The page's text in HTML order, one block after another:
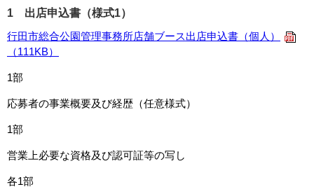
1 出店申込書（様式1）
行田市総合公園管理事務所店舗ブース出店申込書（個人）
（111KB）
1部
応募者の事業概要及び経歴（任意様式）
1部
営業上必要な資格及び認可証等の写し
各1部